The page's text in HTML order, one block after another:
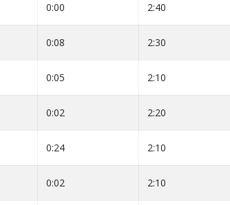
0:00 2:40
0:08 2:30
0:05 2:10
0:02 2:20
0:24 2:10
0:02 2:10